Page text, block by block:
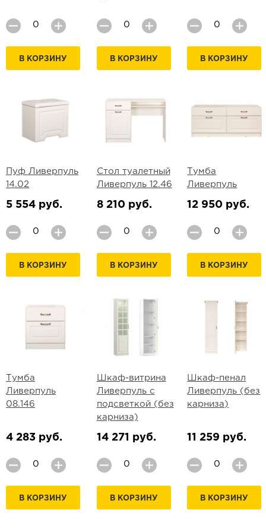
В КОРЗИНУ В КОРЗИНУ В КОРЗИНУ
Пуф Ливерпуль
14.02
5 554 руб.
В КОРЗИНУ
Стол туалетный
Ливерпуль 12.46
8 210 руб.
В КОРЗИНУ
Тумба
Ливерпуль
12 950 руб.
В КОРЗИНУ
Тумба
Ливерпуль
08.146
4 283 руб.
В КОРЗИНУ
Шкаф-витрина
Ливерпуль с
подсветкой (без
карниза)
14 271 руб.
В КОРЗИНУ
Шкаф-пенал
Ливерпуль (без
карниза)
11 259 руб.
В КОРЗИНУ